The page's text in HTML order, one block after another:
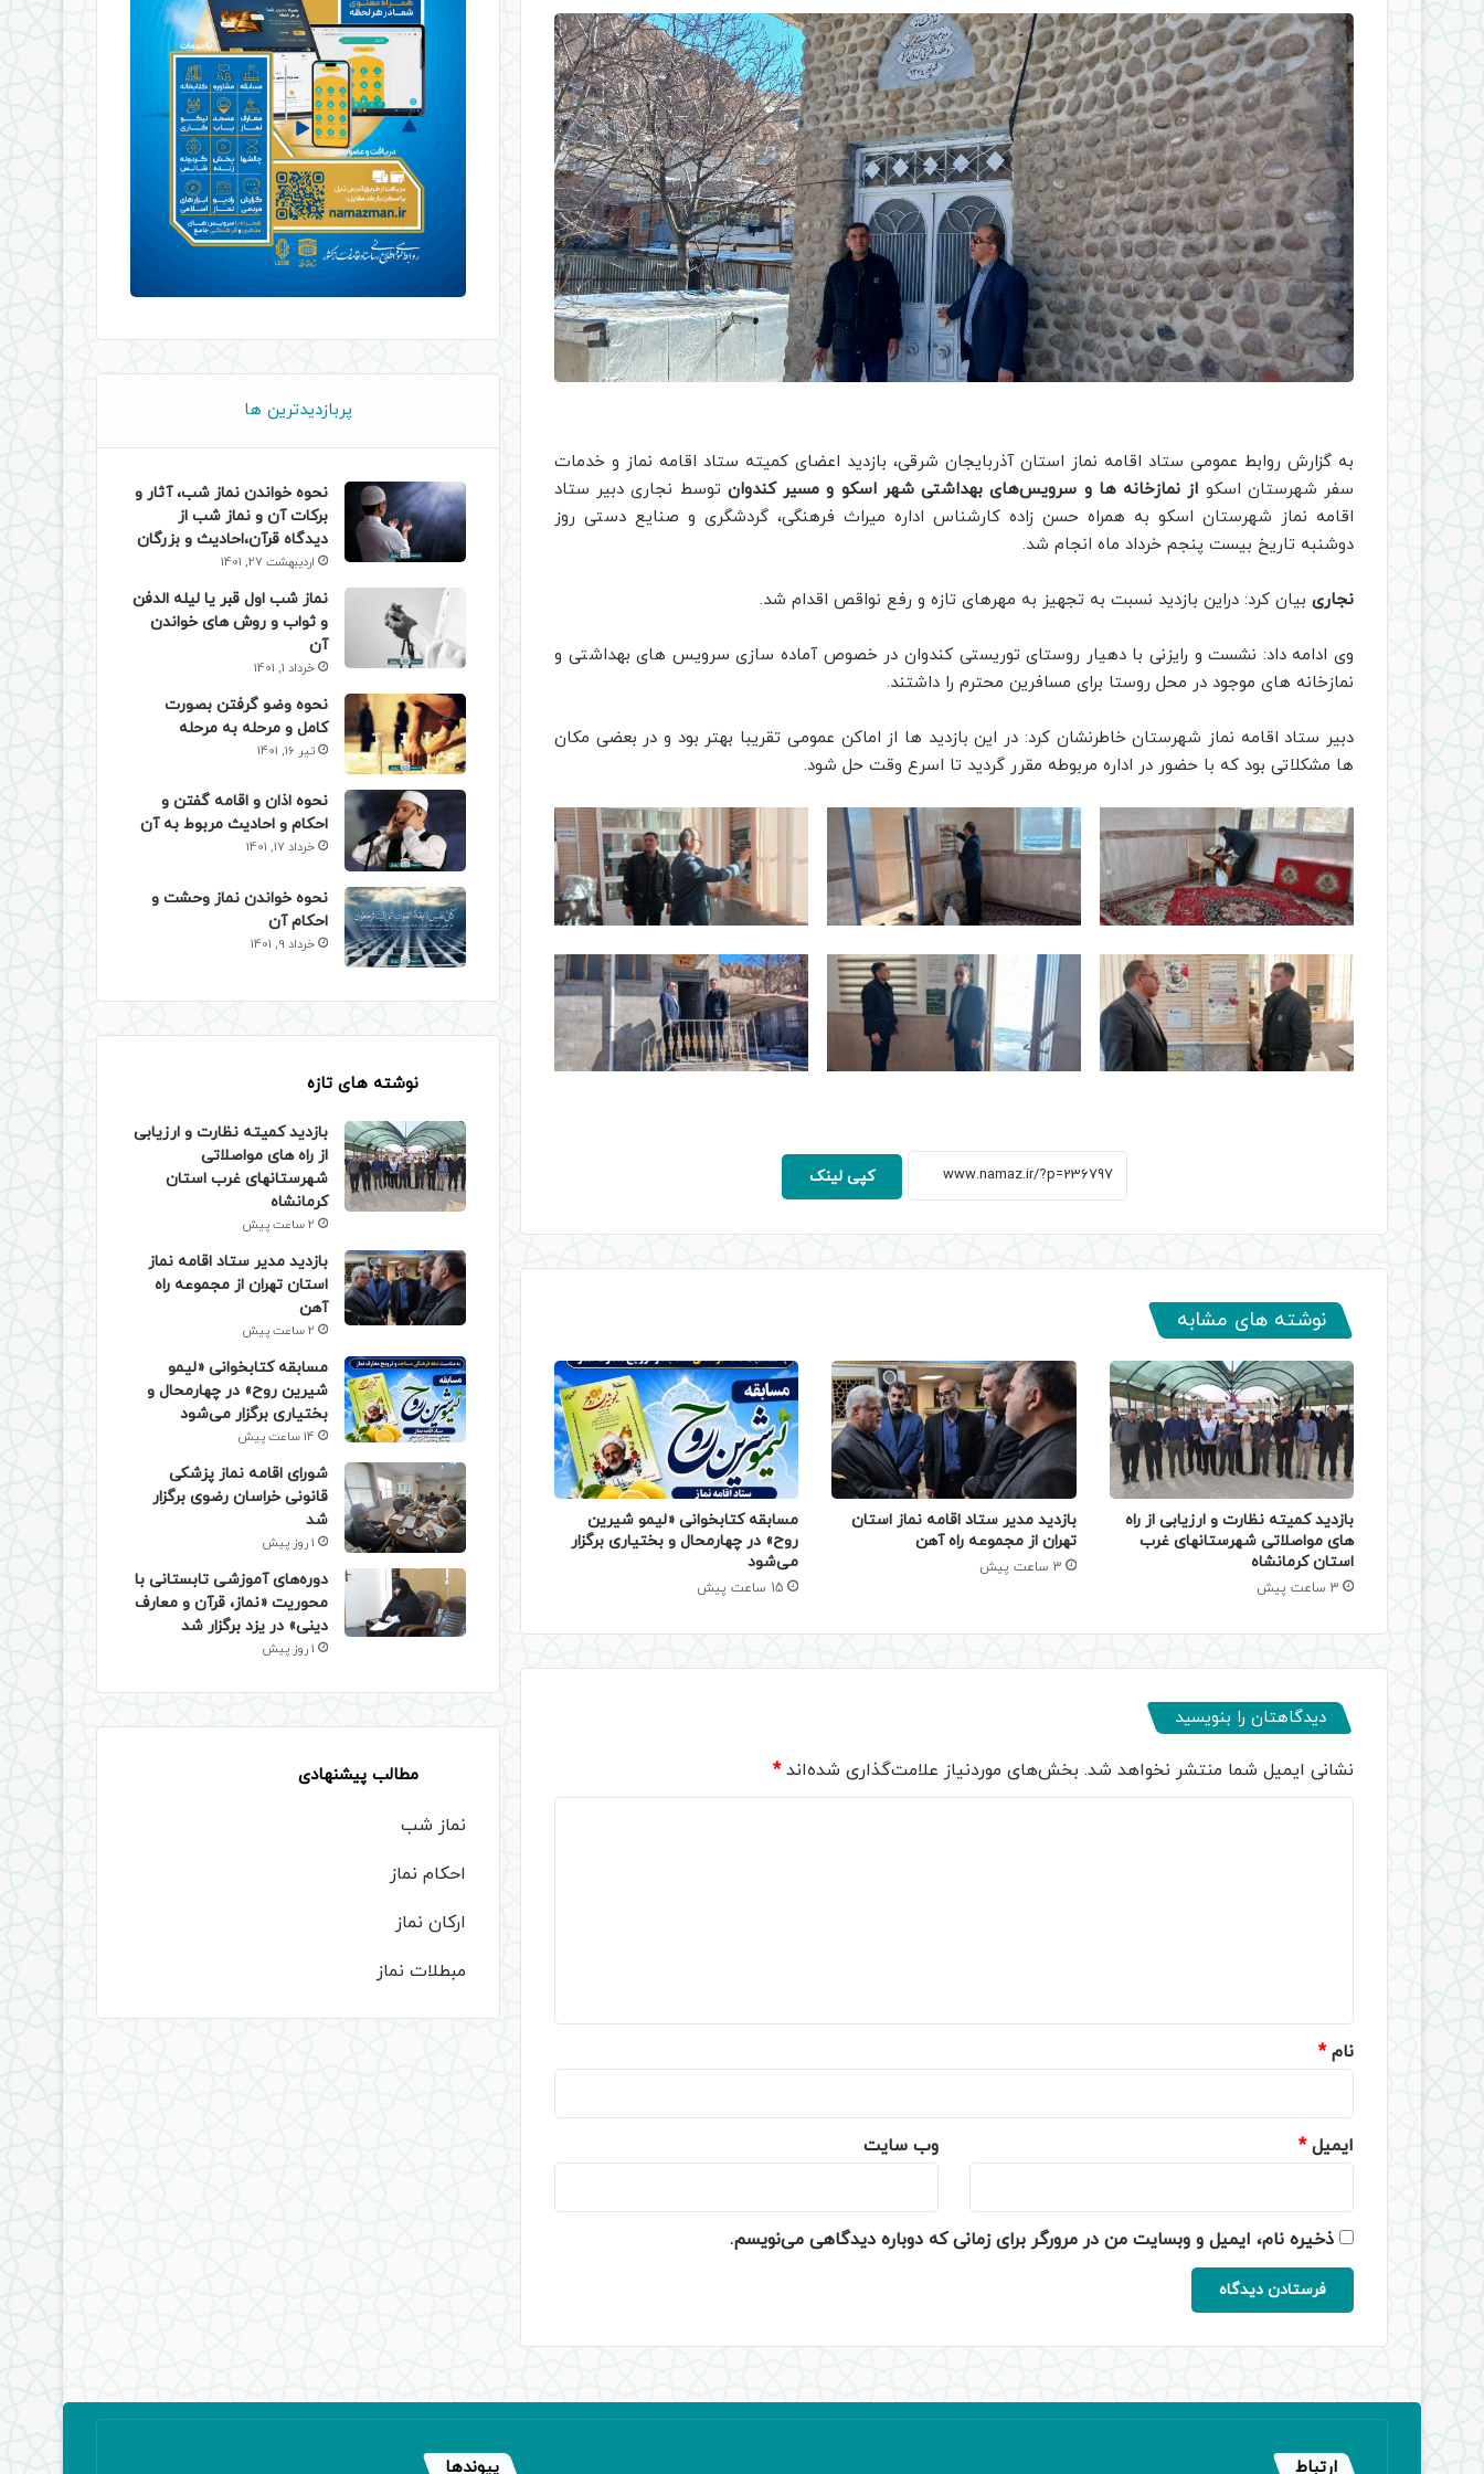
به گزارش روابط عمومی ستاد اقامه نماز استان آذربایجان شرقی، بازدید اعضای کمیته ستاد اقامه نماز و خدمات
سفر شهرستان اسکو از نمازخانه ها و سرویس‌های بهداشتی شهر اسکو و مسیر کندوان توسط نجاری دبیر ستاد
اقامه نماز شهرستان اسکو به همراه حسن زاده کارشناس اداره میراث فرهنگی، گردشگری و صنایع دستی روز
دوشنبه تاریخ بیست پنجم خرداد ماه انجام شد.
نجاری بیان کرد: دراین بازدید نسبت به تجهیز به مهرهای تازه و رفع نواقص اقدام شد.
وی ادامه داد: نشست و رایزنی با دهیار روستای توریستی کندوان در خصوص آماده سازی سرویس های بهداشتی و
نمازخانه های موجود در محل روستا برای مسافرین محترم را داشتند.
دبیر ستاد اقامه نماز شهرستان خاطرنشان کرد: در این بازدید ها از اماکن عمومی تقریبا بهتر بود و در بعضی مکان
ها مشکلاتی بود که با حضور در اداره مربوطه مقرر گردید تا اسرع وقت حل شود.
کپی لینک
نوشته های مشابه
بازدید کمیته نظارت و ارزیابی از راه
های مواصلاتی شهرستانهای غرب
استان کرمانشاه
3 ساعت پیش
بازدید مدیر ستاد اقامه نماز استان
تهران از مجموعه راه آهن
3 ساعت پیش
مسابقه کتابخوانی «لیمو شیرین
روح» در چهارمحال و بختیاری برگزار
می‌شود
15 ساعت پیش
دیدگاهتان را بنویسید
نشانی ایمیل شما منتشر نخواهد شد. بخش‌های موردنیاز علامت‌گذاری شده‌اند*
نام*
ایمیل* وب‌ سایت
ذخیره نام، ایمیل و وبسایت من در مرورگر برای زمانی که دوباره دیدگاهی می‌نویسم.
پربازدیدترین ها
نحوه خواندن نماز شب، آثار و
برکات آن و نماز شب از
دیدگاه قرآن،احادیث و بزرگان
اردیبهشت 27, 1401
نماز شب اول قبر یا لیله الدفن
و ثواب و روش های خواندن
آن
خرداد 1, 1401
نحوه وضو گرفتن بصورت
کامل و مرحله به مرحله
تیر 16, 1401
نحوه اذان و اقامه گفتن و
احکام و احادیث مربوط به آن
خرداد 17, 1401
نحوه خواندن نماز وحشت و
احکام آن
خرداد 9, 1401
نوشته های تازه
بازدید کمیته نظارت و ارزیابی
از راه های مواصلاتی
شهرستانهای غرب استان
کرمانشاه
2 ساعت پیش
بازدید مدیر ستاد اقامه نماز
استان تهران از مجموعه راه
آهن
2 ساعت پیش
مسابقه کتابخوانی «لیمو
شیرین روح» در چهارمحال و
بختیاری برگزار می‌شود
14 ساعت پیش
شورای اقامه نماز پزشکی
قانونی خراسان رضوی برگزار
شد
1 روز پیش
دوره‌های آموزشی تابستانی با
محوریت «نماز، قرآن و معارف
دینی» در یزد برگزار شد
1 روز پیش
مطالب پیشنهادی
نماز شب
احکام نماز
ارکان نماز
مبطلات نماز
ارتباط پیوندها